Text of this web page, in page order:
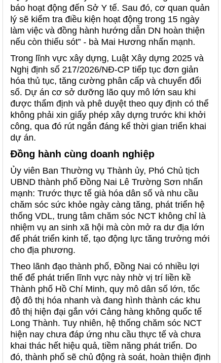
báo hoạt động đến Sở Y tế. Sau đó, cơ quan quản
lý sẽ kiểm tra điều kiện hoạt động trong 15 ngày
làm việc và đồng hành hướng dẫn DN hoàn thiện
nếu còn thiếu sót” - bà Mai Hương nhấn mạnh.
Trong lĩnh vực xây dựng, Luật Xây dựng 2025 và
Nghị định số 217/2026/NĐ-CP tiếp tục đơn giản
hóa thủ tục, tăng cường phân cấp và chuyển đổi
số. Dự án cơ sở dưỡng lão quy mô lớn sau khi
được thẩm định và phê duyệt theo quy định có thể
không phải xin giấy phép xây dựng trước khi khởi
công, qua đó rút ngắn đáng kể thời gian triển khai
dự án.
Đồng hành cùng doanh nghiệp
Ủy viên Ban Thường vụ Thành ủy, Phó Chủ tịch
UBND thành phố Đồng Nai Lê Trường Sơn nhấn
mạnh: Trước thực tế già hóa dân số và nhu cầu
chăm sóc sức khỏe ngày càng tăng, phát triển hệ
thống VDL, trung tâm chăm sóc NCT không chỉ là
nhiệm vụ an sinh xã hội mà còn mở ra dư địa lớn
để phát triển kinh tế, tạo động lực tăng trưởng mới
cho địa phương.
Theo lãnh đạo thành phố, Đồng Nai có nhiều lợi
thế để phát triển lĩnh vực này nhờ vị trí liền kề
Thành phố Hồ Chí Minh, quy mô dân số lớn, tốc
độ đô thị hóa nhanh và đang hình thành các khu
đô thị hiện đại gắn với Cảng hàng không quốc tế
Long Thành. Tuy nhiên, hệ thống chăm sóc NCT
hiện nay chưa đáp ứng nhu cầu thực tế và chưa
khai thác hết hiệu quả, tiềm năng phát triển. Do
đó, thành phố sẽ chủ động rà soát, hoàn thiện định